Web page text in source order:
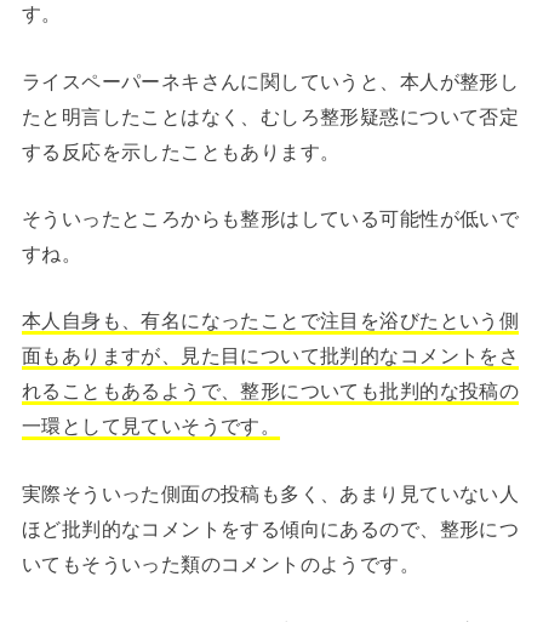
す。
ライスペーパーネキさんに関していうと、本人が整形し
たと明言したことはなく、むしろ整形疑惑について否定
する反応を示したこともあります。
そういったところからも整形はしている可能性が低いで
すね。
本人自身も、有名になったことで注目を浴びたという側
面もありますが、見た目について批判的なコメントをさ
れることもあるようで、整形についても批判的な投稿の
一環として見ていそうです。
実際そういった側面の投稿も多く、あまり見ていない人
ほど批判的なコメントをする傾向にあるので、整形につ
いてもそういった類のコメントのようです。